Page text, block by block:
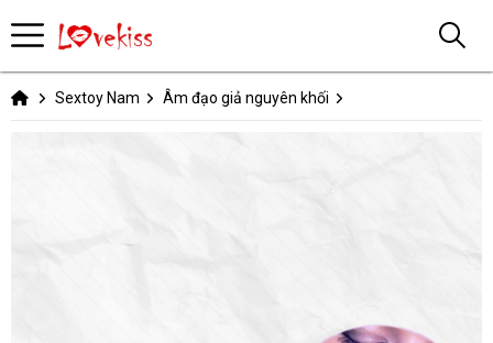
Sextoy Nam Âm đạo giả nguyên khối